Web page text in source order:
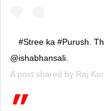
#Stree ka #Purush.
@ishabhansali.
A post shared by Raj